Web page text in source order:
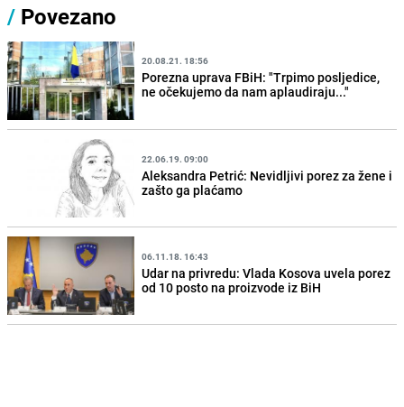
/ Povezano
20.08.21. 18:56
Porezna uprava FBiH: "Trpimo posljedice,
ne očekujemo da nam aplaudiraju..."
22.06.19. 09:00
Aleksandra Petrić: Nevidljivi porez za žene i
zašto ga plaćamo
06.11.18. 16:43
Udar na privredu: Vlada Kosova uvela porez
od 10 posto na proizvode iz BiH